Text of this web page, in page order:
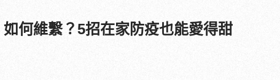
如何維繫？5招在家防疫也能愛得甜